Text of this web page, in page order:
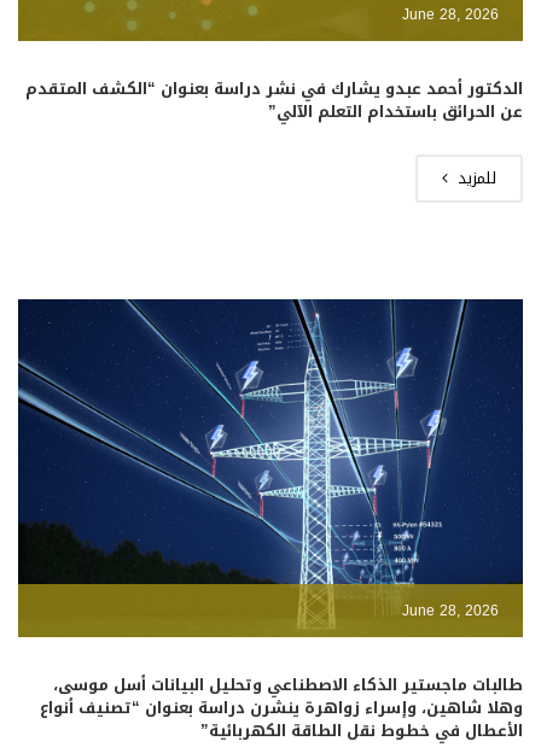
June 28, 2026
الدكتور أحمد عبدو يشارك في نشر دراسة بعنوان “الكشف المتقدم
عن الحرائق باستخدام التعلم الآلي”
للمزيد
June 28, 2026
طالبات ماجستير الذكاء الاصطناعي وتحليل البيانات أسل موسى،
وهلا شاهين، وإسراء زواهرة ينشرن دراسة بعنوان “تصنيف أنواع
الأعطال في خطوط نقل الطاقة الكهربائية”